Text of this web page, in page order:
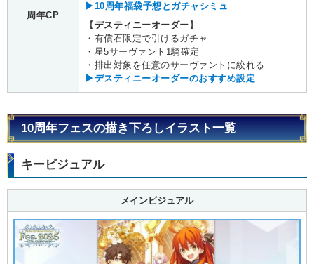
周年CP
▶10周年福袋予想とガチャシミュ
【 デスティニーオーダー 】
・有償石限定で引けるガチャ
・星5サーヴァント1騎確定
・排出対象を任意のサーヴァントに絞れる
▶デスティニーオーダーのおすすめ設定
10周年フェスの描き下ろしイラスト一覧
キービジュアル
メインビジュアル